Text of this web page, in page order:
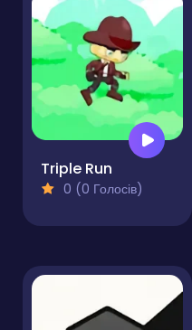
Triple Run
0 (0 Голосів)